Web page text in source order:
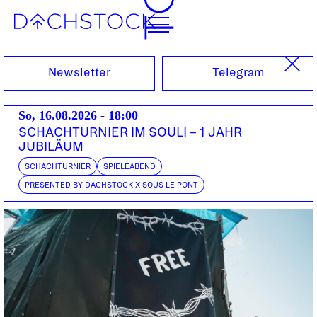
Fr, 09.05.2014
Newsletter Telegram
So, 16.08.2026 - 18:00
SCHACHTURNIER IM SOULI – 1 JAHR
JUBILÄUM
SCHACHTURNIER SPIELEABEND
PRESENTED BY DACHSTOCK X SOUS LE PONT